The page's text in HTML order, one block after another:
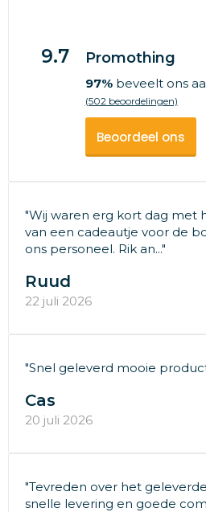
9.7 Promothing
97%beveelt ons
(502 beoordelingen)
Beoordeel ons
"Wij waren erg kort dag met
van een cadeautje voor de
ons personeel. Rik an..."
Ruud
22 juli 2026
"Snel geleverd mooie
Cas
20 juli 2026
"Tevreden over het
snelle levering en goede